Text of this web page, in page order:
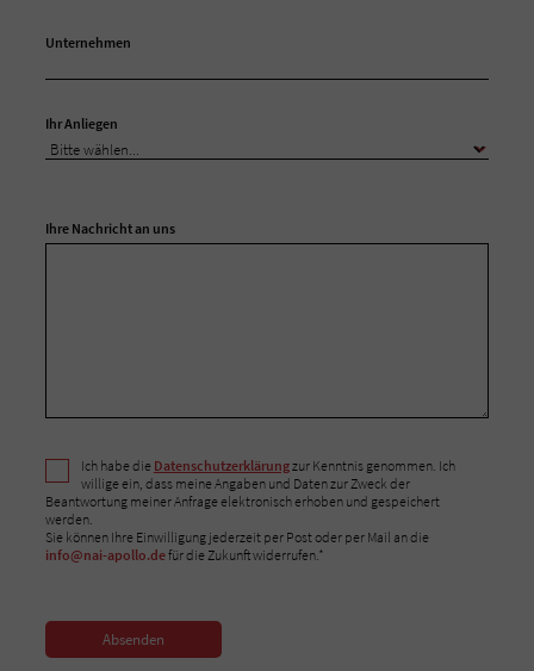
Unternehmen
Ihr Anliegen
Ihre Nachricht an uns
Ich habe die Datenschutzerklärungzur Kenntnis genommen. Ich
willige ein, dass meine Angaben und Daten zur Zweck der
Beantwortung meiner Anfrage elektronisch erhoben und gespeichert
werden.
Sie können Ihre Einwilligung jederzeit per Post oder per Mail an die
info@nai-apollo.defür die Zukunft widerrufen.*
Absenden